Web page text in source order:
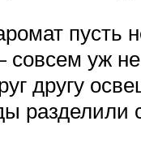
пусть
уж
другу
разделили